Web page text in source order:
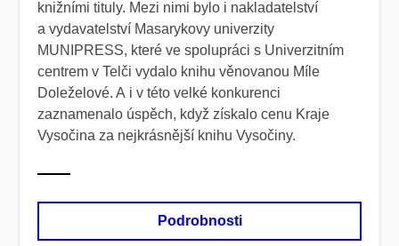
knižními tituly. Mezi nimi bylo i nakladatelství
a vydavatelství Masarykovy univerzity
MUNIPRESS, které ve spolupráci s Univerzitním
centrem v Telči vydalo knihu věnovanou Míle
Doleželové. A i v této velké konkurenci
zaznamenalo úspěch, když získalo cenu Kraje
Vysočina za nejkrásnější knihu Vysočiny.
Podrobnosti